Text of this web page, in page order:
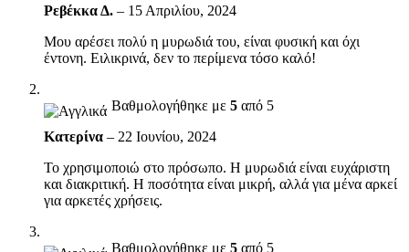
Ρεβέκκα Δ. – 15 Απριλίου, 2024
Μου αρέσει πολύ η μυρωδιά του, είναι φυσική και όχι
έντονη. Ειλικρινά, δεν το περίμενα τόσο καλό!
Βαθμολογήθηκε με 5 από 5
Κατερίνα – 22 Ιουνίου, 2024
Το χρησιμοποιώ στο πρόσωπο. Η μυρωδιά είναι ευχάριστη
και διακριτική. Η ποσότητα είναι μικρή, αλλά για μένα αρκεί
για αρκετές χρήσεις.
Βαθμολογήθηκε με 5 από 5